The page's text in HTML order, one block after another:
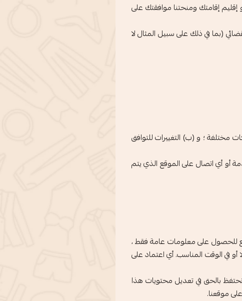
إقامتك ومنحتنا موافقتك على
(بما في ذلك على سبيل المثال لا
؛ و (ب) التغييرات للتوافق
أو أي اتصال على الموقع الذي يتم
للحصول على معلومات عامة فقط ،
أو في الوقت المناسب. أي اعتماد على
بالحق في تعديل محتويات هذا
موقعنا.